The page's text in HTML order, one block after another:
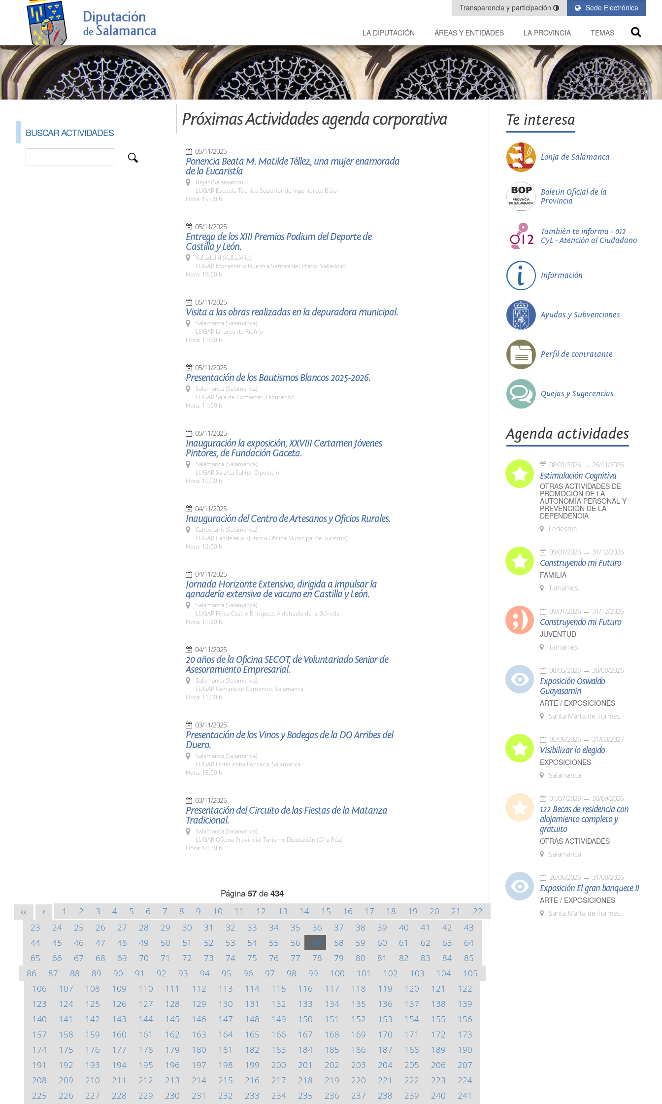
Sede Electrónica
Transparencia y participación
LA DIPUTACIÓN ÁREAS Y ENTIDADES LA PROVINCIA TEMAS
BUSCAR ACTIVIDADES
Próximas Actividades agenda corporativa
05/11/2025
Ponencia Beata M. Matilde Téllez, una mujer enamorada
de la Eucaristía
Béjar (Salamanca)
LUGAR Escuela Técnica Superior de Ingenieros. Béjar
Hora: 19,00 h.
05/11/2025
Entrega de los XIII Premios Podium del Deporte de
Castilla y León.
Valladolid (Valladolid)
LUGAR Monasterio Nuestra Señora del Prado. Valladolid
Hora: 19,00 h.
05/11/2025
Visita a las obras realizadas en la depuradora municipal.
Salamanca (Salamanca)
LUGAR Linares de Riofrío
Hora: 11:30 h
05/11/2025
Presentación de los Bautismos Blancos 2025-2026.
Salamanca (Salamanca)
LUGAR Sala de Comarcas. Diputación.
Hora: 11,00 h.
05/11/2025
Inauguración la exposición, XXVIII Certamen Jóvenes
Pintores, de Fundación Gaceta.
Salamanca (Salamanca)
LUGAR Sala La Salina. Diputación
Hora: 10,00 h.
04/11/2025
Inauguración del Centro de Artesanos y Oficios Rurales.
Candelario (Salamanca)
LUGAR Candelario. (Junto a Oficina Municipal de Turismo)
Hora: 12,00 h.
04/11/2025
Jornada Horizonte Extensivo, dirigida a impulsar la
ganadería extensiva de vacuno en Castilla y León.
Salamanca (Salamanca)
LUGAR Finca Castro Enríquez. Aldehuela de la Bóveda
Hora: 11,30 h.
04/11/2025
20 años de la Oficina SECOT, de Voluntariado Senior de
Asesoramiento Empresarial.
Salamanca (Salamanca)
LUGAR Cámara de Comercio. Salamanca
Hora: 11,00 h.
03/11/2025
Presentación de los Vinos y Bodegas de la DO Arribes del
Duero.
Salamanca (Salamanca)
LUGAR Hotel Abba Fonseca. Salamanca
Hora: 18,00 h.
03/11/2025
Presentación del Circuito de las Fiestas de la Matanza
Tradicional.
Salamanca (Salamanca)
LUGAR Oficina Provincial Turismo Diputación (C/ la Rúa)
Hora: 10,30 h.
Página 57 de 434
<< < 1 2 3 4 5 6 7 8 9 10 11 12 13 14 15 16 17 18 19 20 21
22
23
24 25 26 27 28 29 30 31 32 33 34 35 36 37 38 39 40 41 42
43
44
45 46 47 48 49 50 51 52 53 54 55 56 57 58 59 60 61 62 63
64
65
66 67 68 69 70 71 72 73 74 75 76 77 78 79 80 81 82 83 84
85
86
87 88 89 90 91 92 93 94 95 96 97 98 99 100 101 102 103 104
105
106
107 108 109 110 111 112 113 114 115 116 117 118 119 120 121
122
123
124 125 126 127 128 129 130 131 132 133 134 135 136 137 138
139
140
141 142 143 144 145 146 147 148 149 150 151 152 153 154 155
156
157
158 159 160 161 162 163 164 165 166 167 168 169 170 171 172
173
174
175 176 177 178 179 180 181 182 183 184 185 186 187 188 189
190
191
192 193 194 195 196 197 198 199 200 201 202 203 204 205 206
207
208
209 210 211 212 213 214 215 216 217 218 219 220 221 222 223
224
225
226 227 228 229 230 231 232 233 234 235 236 237 238 239 240 241
Te interesa
Lonja de Salamanca
Boletín Oficial de la
Provincia
También te informa - 012
CyL - Atención al Ciudadano
Información
Ayudas y Subvenciones
Perfil de contratante
Quejas y Sugerencias
Agenda actividades
08/01/2026 26/11/2026
Estimulación Cognitiva
OTRAS ACTIVIDADES DE
PROMOCIÓN DE LA
AUTONOMÍA PERSONAL Y
PREVENCIÓN DE LA
DEPENDENCIA
Ledesma
09/01/2026 31/12/2026
Construyendo mi Futuro
FAMILIA
Tamames
09/01/2026 31/12/2026
Construyendo mi Futuro
JUVENTUD
Tamames
08/05/2026 30/08/2026
Exposición Oswaldo
Guayasamín
ARTE / EXPOSICIONES
Santa Marta de Tormes
05/06/2026 31/03/2027
Visibilizar lo elegido
EXPOSICIONES
Salamanca
01/07/2026 30/09/2026
122 Becas de residencia con
alojamiento completo y
gratuito
OTRAS ACTIVIDADES
Salamanca
26/06/2026 31/08/2026
Exposición El gran banquete II
ARTE / EXPOSICIONES
Santa Marta de Tormes